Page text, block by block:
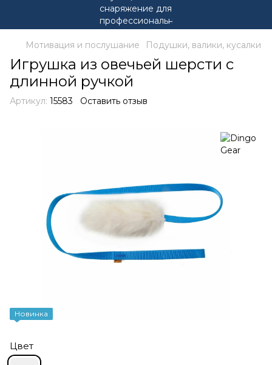
Мотивация и послушание Подушки, валики, кусалки
Игрушка из овечьей шерсти с
длинной ручкой
Артикул: 15583 Оставить отзыв
Новинка
Цвет